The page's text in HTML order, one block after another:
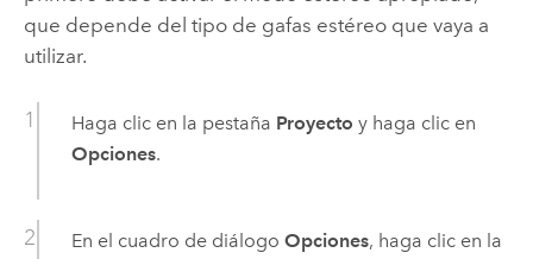
que depende del tipo de gafas estéreo que vaya a
utilizar.
Haga clic en la pestaña Proyecto y haga clic en
Opciones.
En el cuadro de diálogo Opciones, haga clic en la